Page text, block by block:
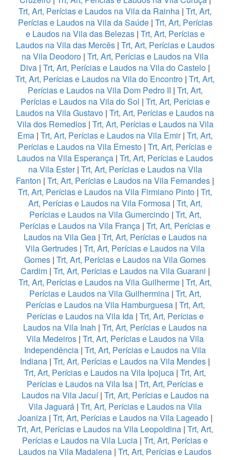
Trt, Art, Perícias e Laudos na Vila da Rainha | Trt, Art,
Perícias e Laudos na Vila da Saúde| Trt, Art, Perícias
e Laudos na Vila das Belezas| Trt, Art, Perícias e
Laudos na Vila das Mercês| Trt, Art, Perícias e Laudos
na Vila Deodoro | Trt, Art, Perícias e Laudos na Vila
Diva | Trt, Art, Perícias e Laudos na Vila do Castelo |
Trt, Art, Perícias e Laudos na Vila do Encontro | Trt, Art,
Perícias e Laudos na Vila Dom Pedro II | Trt, Art,
Perícias e Laudos na Vila do Sol | Trt, Art, Perícias e
Laudos na Vila Gustavo | Trt, Art, Perícias e Laudos na
Vila dos Remedios| Trt, Art, Perícias e Laudos na Vila
Ema | Trt, Art, Perícias e Laudos na Vila Emir| Trt, Art,
Perícias e Laudos na Vila Ernesto | Trt, Art, Perícias e
Laudos na Vila Esperança | Trt, Art, Perícias e Laudos
na Vila Ester| Trt, Art, Perícias e Laudos na Vila
Fanton | Trt, Art, Perícias e Laudos na Vila Fernandes |
Trt, Art, Perícias e Laudos na Vila Firmiano Pinto | Trt,
Art, Perícias e Laudos na Vila Formosa| Trt, Art,
Perícias e Laudos na Vila Gumercindo| Trt, Art,
Perícias e Laudos na Vila França | Trt, Art, Perícias e
Laudos na Vila Gea| Trt, Art, Perícias e Laudos na
Vila Gertrudes | Trt, Art, Perícias e Laudos na Vila
Gomes | Trt, Art, Perícias e Laudos na Vila Gomes
Cardim| Trt, Art, Perícias e Laudos na Vila Guarani |
Trt, Art, Perícias e Laudos na Vila Guilherme | Trt, Art,
Perícias e Laudos na Vila Guilhermina| Trt, Art,
Perícias e Laudos na Vila Hamburguesa| Trt, Art,
Perícias e Laudos na Vila Ida| Trt, Art, Perícias e
Laudos na Vila Inah | Trt, Art, Perícias e Laudos na
Vila Medeiros | Trt, Art, Perícias e Laudos na Vila
Independência | Trt, Art, Perícias e Laudos na Vila
Indiana | Trt, Art, Perícias e Laudos na Vila Mendes |
Trt, Art, Perícias e Laudos na Vila Ipojuca | Trt, Art,
Perícias e Laudos na Vila Isa | Trt, Art, Perícias e
Laudos na Vila Jacuí| Trt, Art, Perícias e Laudos na
Vila Jaguará | Trt, Art, Perícias e Laudos na Vila
Joaniza| Trt, Art, Perícias e Laudos na Vila Lageado|
Trt, Art, Perícias e Laudos na Vila Leopoldina | Trt, Art,
Perícias e Laudos na Vila Lucia | Trt, Art, Perícias e
Laudos na Vila Madalena | Trt, Art, Perícias e Laudos